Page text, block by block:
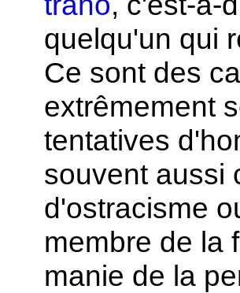
quelqu'un qui
Ce sont des
extrêmement
tentatives
souvent aussi
d'ostracisme
membre de la
manie de la